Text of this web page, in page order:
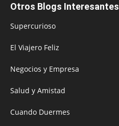
Otros Blogs Interesantes
Supercurioso
El Viajero Feliz
Negocios y Empresa
Salud y Amistad
Cuando Duermes